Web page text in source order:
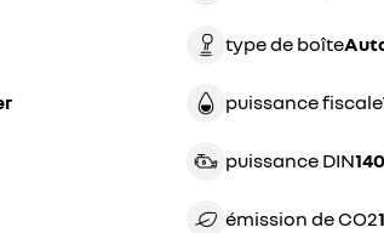
type de boîte
puissance fiscale
puissance DIN
émission de CO2